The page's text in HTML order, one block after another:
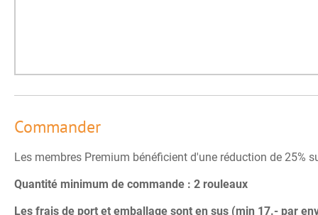
Commander
Les membres Premium bénéficient d'une réduction de 25%
Quantité minimum de commande : 2 rouleaux
Les frais de port et emballage sont en sus (min 17.- par